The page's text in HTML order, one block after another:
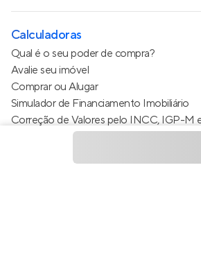
Calculadoras
Qual é o seu poder de compra?
Avalie seu imóvel
Comprar ou Alugar
Simulador de Financiamento Imobiliário
Correção de Valores pelo INCC, IGP-M
Estimativa de valor do condomínio